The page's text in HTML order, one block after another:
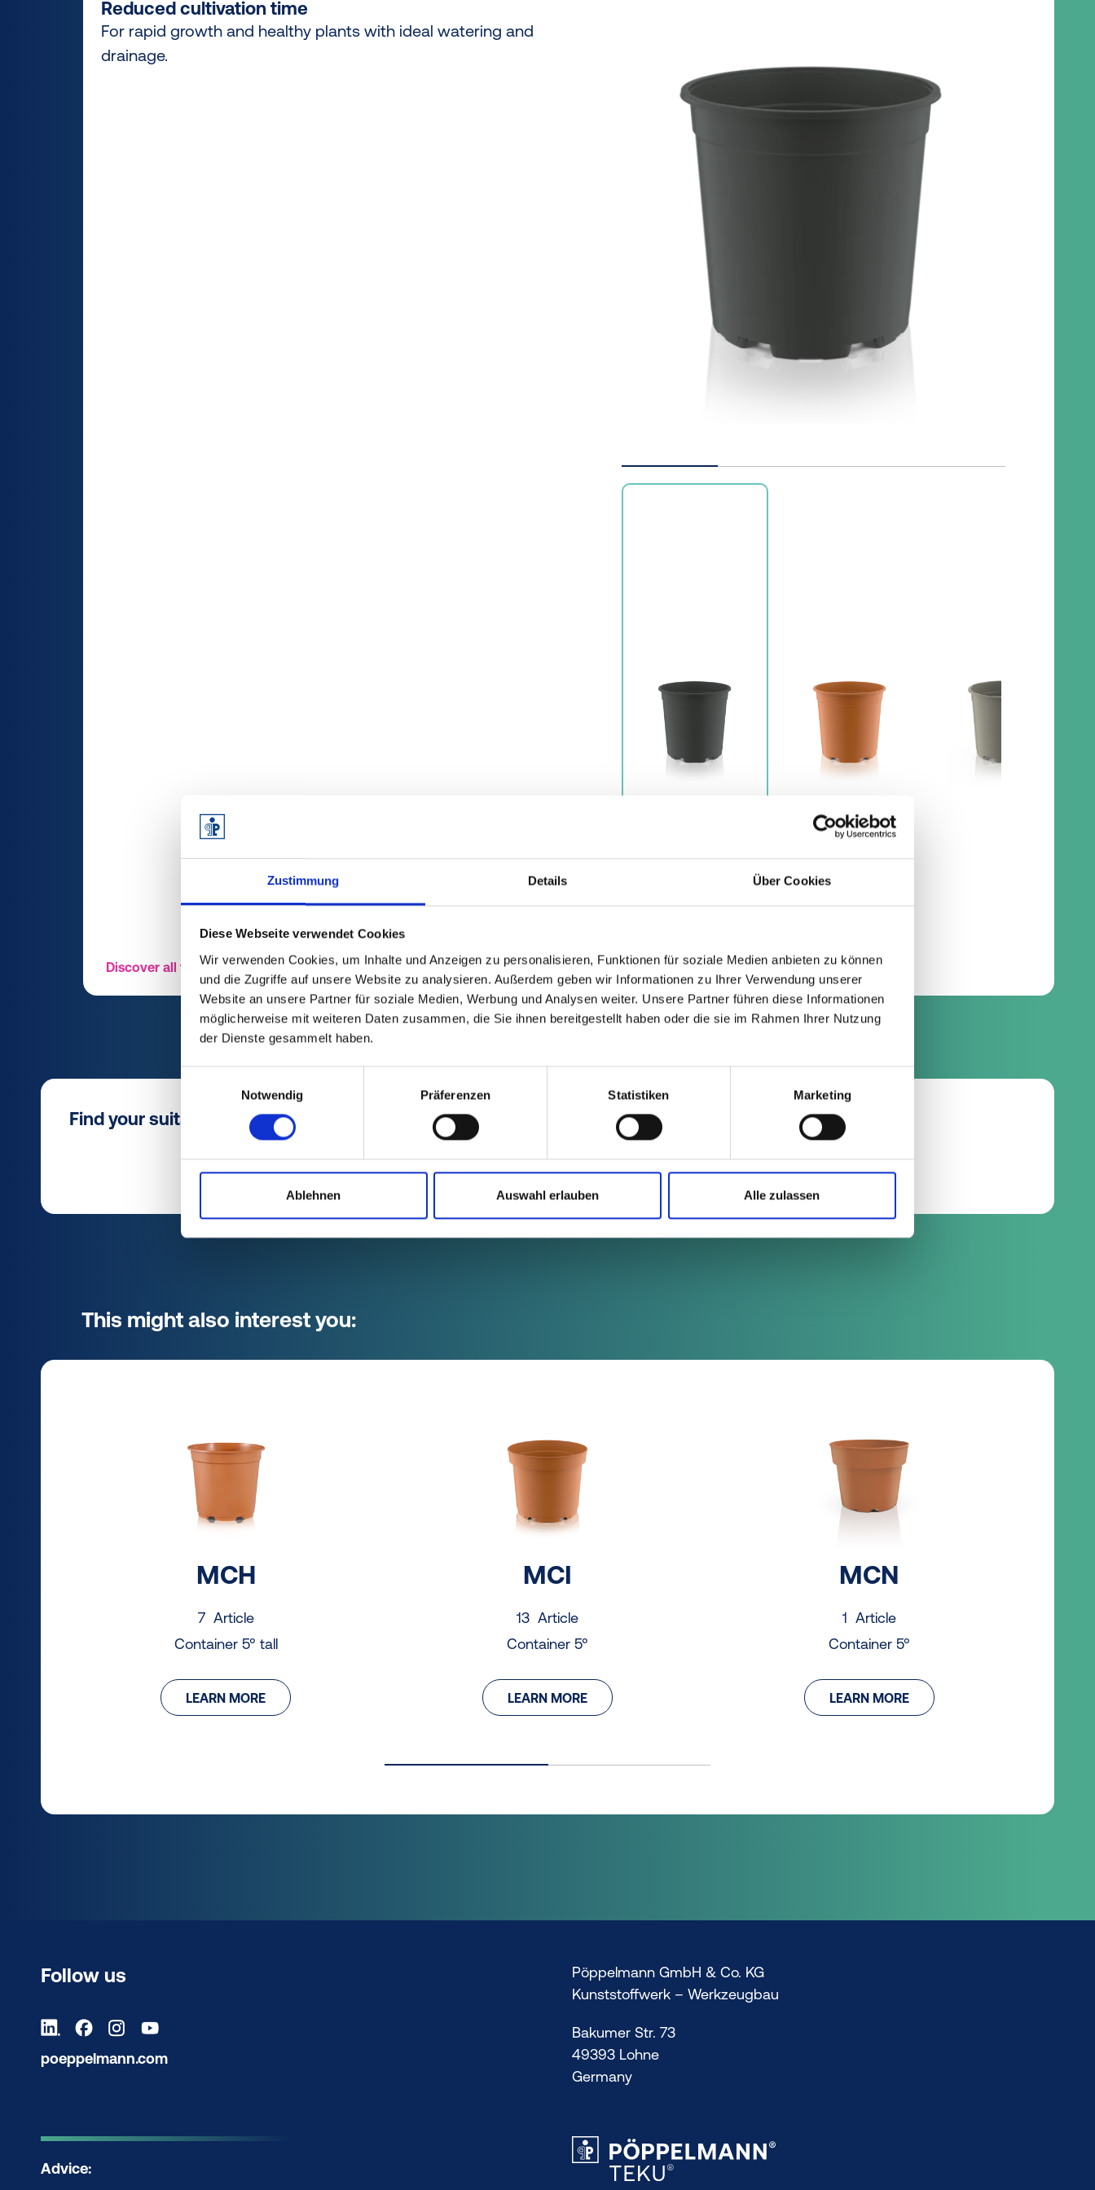
Zustimmung Details Über Cookies
Diese Webseite verwendet Cookies
Wir verwenden Cookies, um Inhalte und Anzeigen zu personalisieren, Funktionen für soziale Medien anbieten zu können
und die Zugriffe auf unsere Website zu analysieren. Außerdem geben wir Informationen zu Ihrer Verwendung unserer
Website an unsere Partner für soziale Medien, Werbung und Analysen weiter. Unsere Partner führen diese Informationen
möglicherweise mit weiteren Daten zusammen, die Sie ihnen bereitgestellt haben oder die sie im Rahmen Ihrer Nutzung
der Dienste gesammelt haben.
Einwilligungsauswahl
Notwendig
Präferenzen Statistiken Marketing
Ablehnen Auswahl erlauben Alle zulassen
Reduced cultivation time
For rapid growth and healthy plants with ideal watering and
drainage.
Discover all the advantages
Variants
Find your suitable article from the MCL:
This might also interest you:
MCH
7 Article
Container 5° tall
LEARN MORE
MCI
13 Article
Container 5°
LEARN MORE
MCN
1 Article
Container 5°
LEARN MORE
Follow us
poeppelmann.com
Pöppelmann GmbH & Co. KG
Kunststoffwerk – Werkzeugbau
Bakumer Str. 73
49393 Lohne
Germany
Advice: